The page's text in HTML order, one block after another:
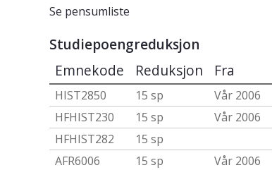
Se pensumliste
Studiepoengreduksjon
Emnekode Reduksjon Fra
HIST2850 15 sp
Vår 2006
HFHIST230
15 sp
Vår 2006
HFHIST282
15 sp
AFR6006
15 sp
Vår 2006